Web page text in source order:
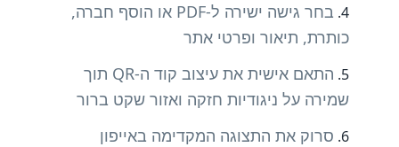
בחר גישה ישירה ל-PDF או הוסף חברה,
כותרת, תיאור ופרטי אתר
התאם אישית את עיצוב קוד ה-QR תוך
שמירה על ניגודיות חזקה ואזור שקט ברור
סרוק את התצוגה המקדימה באייפון